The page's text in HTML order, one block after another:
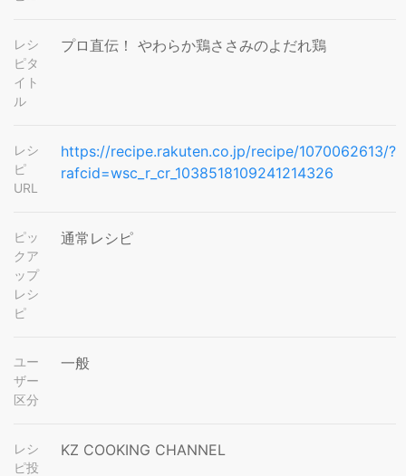
レシ
ピタ
イト
ル
プロ直伝！ やわらか鶏ささみのよだれ鶏
レシ
ピ
URL
https://recipe.rakuten.co.jp/recipe/1070062613/?
rafcid=wsc_r_cr_1038518109241214326
ピッ
クア
ップ
レシ
ピ
通常レシピ
ユー
ザー
区分
一般
レシ
ピ投
KZ COOKING CHANNEL